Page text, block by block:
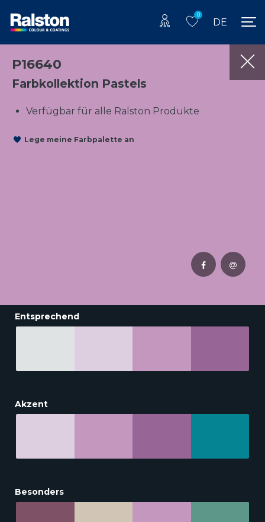
0
DE
P16640
Farbkollektion Pastels
Verfügbar für alle Ralston Produkte
Lege meine Farbpalette an
Entsprechend
Akzent
Besonders